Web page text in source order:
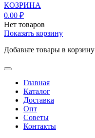
КОЗРИНА
0.00 ₽
Нет товаров
Показать корзину
Добавьте товары в корзину
Главная
Каталог
Доставка
Опт
Советы
Контакты